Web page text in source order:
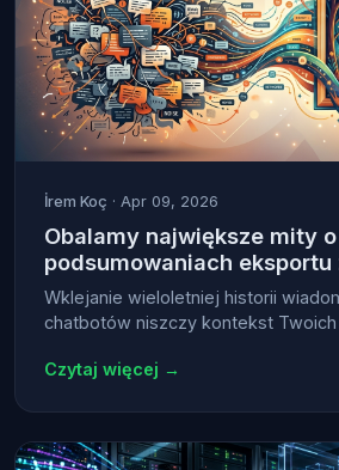
İrem Koç · Apr 09, 2026
Obalamy największe mity o
podsumowaniach eksportu
Wklejanie wieloletniej historii
chatbotów niszczy kontekst Twoich
Czytaj więcej →